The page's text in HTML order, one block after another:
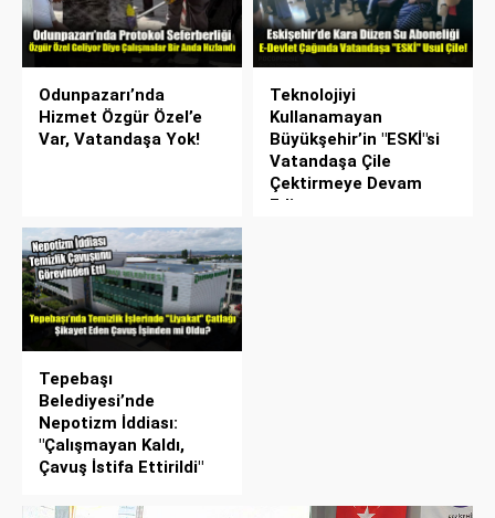
Odunpazarı’nda
Hizmet Özgür Özel’e
Var, Vatandaşa Yok!
Teknolojiyi
Kullanamayan
Büyükşehir’in "ESKİ"si
Vatandaşa Çile
Çektirmeye Devam
Ediyor
Tepebaşı
Belediyesi’nde
Nepotizm İddiası:
"Çalışmayan Kaldı,
Çavuş İstifa Ettirildi"